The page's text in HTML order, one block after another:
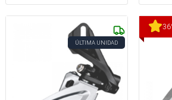
ÚLTIMA UNIDAD
36